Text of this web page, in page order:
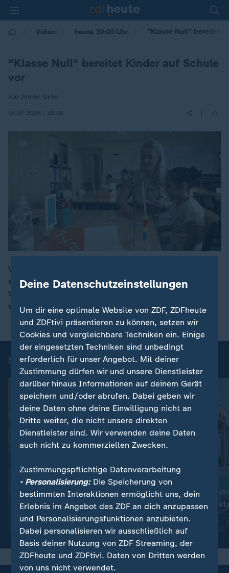
Video heute 19:00 Uhr "Klasse Null" bereitet
"Klasse Null" bereitet Kinder auf Schule
vor
von Jenifer Girke
01.07.2026 | 19:00
00:16
Vor dem Start in die erste Klasse werden Kinder in der
sogenannten "Klasse Null" gezielt gefördert. Das
Vorschulprogramm soll für mehr Chancengerechtigkeit
sorgen.
heute 19:00 Uhr: Einzelbeiträge
Nachrichten | heute 19:00 Uhr
Trotz Krieg:
Leihmutterschaft in der
Ukraine
Video1:38
Nachrichten | heute
Schwimmbad
Video1:49
Deine Datenschutzeinstellungen
Um dir eine optimale Website von ZDF, ZDFheute
und ZDFtivi präsentieren zu können, setzen wir
Cookies und vergleichbare Techniken ein. Einige
der eingesetzten Techniken sind unbedingt
erforderlich für unser Angebot. Mit deiner
Zustimmung dürfen wir und unsere Dienstleister
darüber hinaus Informationen auf deinem Gerät
speichern und/oder abrufen. Dabei geben wir
deine Daten ohne deine Einwilligung nicht an
Dritte weiter, die nicht unsere direkten
Dienstleister sind. Wir verwenden deine Daten
auch nicht zu kommerziellen Zwecken.
Zustimmungspflichtige Datenverarbeitung
• Personalisierung:Die Speicherung von
bestimmten Interaktionen ermöglicht uns, dein
Erlebnis im Angebot des ZDF an dich anzupassen
und Personalisierungsfunktionen anzubieten.
Dabei personalisieren wir ausschließlich auf
Basis deiner Nutzung von ZDF Streaming, der
ZDFheute und ZDFtivi. Daten von Dritten werden
von uns nicht verwendet.